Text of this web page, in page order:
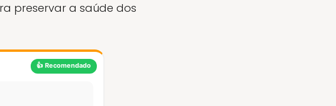
preservar a saúde dos
👍 Recomendado